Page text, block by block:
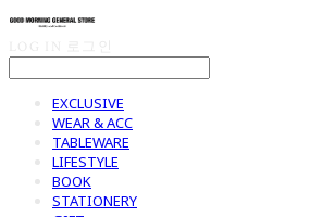
EXCLUSIVE
WEAR & ACC
TABLEWARE
LIFESTYLE
BOOK
STATIONERY